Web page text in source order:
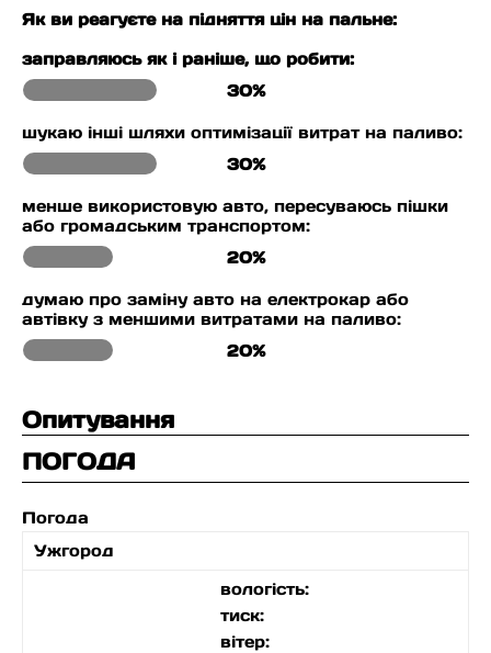
Як ви реагуєте на підняття цін на пальне:
заправляюсь як і раніше, що робити:
30%
шукаю інші шляхи оптимізації витрат на паливо:
30%
менше використовую авто, пересуваюсь пішки
або громадським транспортом:
20%
думаю про заміну авто на електрокар або
автівку з меншими витратами на паливо:
20%
Опитування
ПОГОДА
Погода
Ужгород
вологість:
тиск:
вітер: